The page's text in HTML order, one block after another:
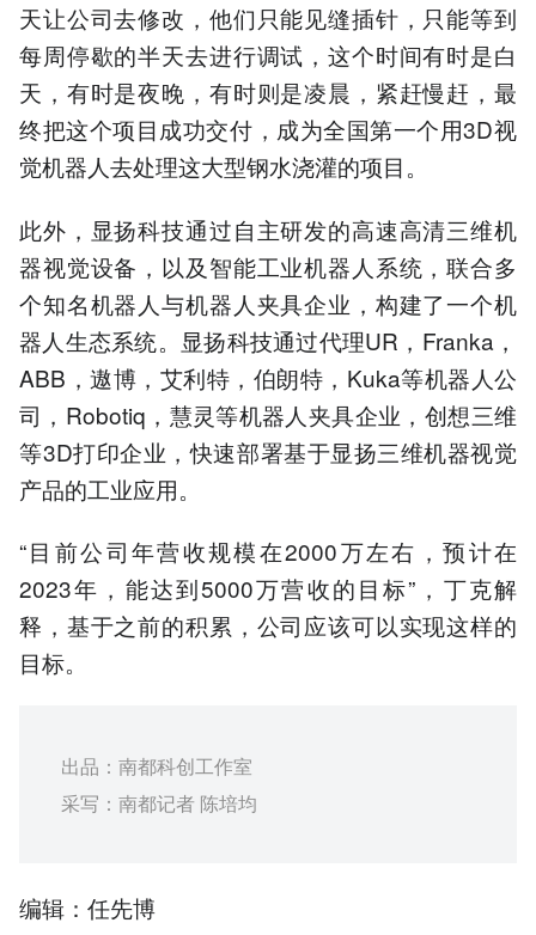
天让公司去修改，他们只能见缝插针，只能等到
每周停歇的半天去进行调试，这个时间有时是白
天，有时是夜晚，有时则是凌晨，紧赶慢赶，最
终把这个项目成功交付，成为全国第一个用3D视
觉机器人去处理这大型钢水浇灌的项目。
此外，显扬科技通过自主研发的高速高清三维机
器视觉设备，以及智能工业机器人系统，联合多
个知名机器人与机器人夹具企业，构建了一个机
器人生态系统。显扬科技通过代理UR，Franka，
ABB，遨博，艾利特，伯朗特，Kuka等机器人公
司，Robotiq，慧灵等机器人夹具企业，创想三维
等3D打印企业，快速部署基于显扬三维机器视觉
产品的工业应用。
“目前公司年营收规模在2000万左右，预计在
2023年，能达到5000万营收的目标”，丁克解
释，基于之前的积累，公司应该可以实现这样的
目标。
出品：南都科创工作室
采写：南都记者 陈培均
编辑：任先博